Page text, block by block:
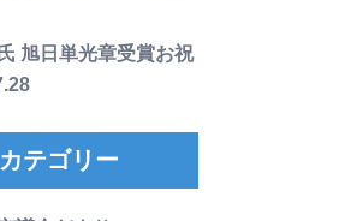
旭日単光章受賞お祝
カテゴリー